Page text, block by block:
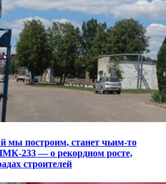
мы построим, станет чьим-то
233 — о рекордном росте,
строителей